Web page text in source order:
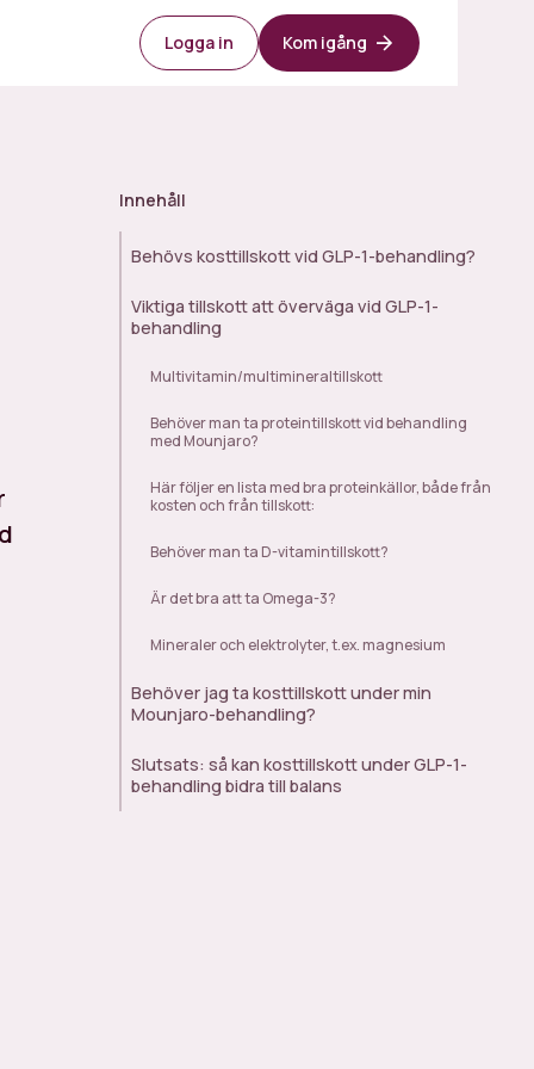
Logga in Kom igång
Innehåll
Behövs kosttillskott vid GLP-1-behandling?
Viktiga tillskott att överväga vid GLP-1-
behandling
Multivitamin/multimineraltillskott
Behöver man ta proteintillskott vid behandling
med Mounjaro?
Här följer en lista med bra proteinkällor, både från
kosten och från tillskott:
Behöver man ta D-vitamintillskott?
Är det bra att ta Omega-3?
Mineraler och elektrolyter, t.ex. magnesium
Behöver jag ta kosttillskott under min
Mounjaro-behandling?
Slutsats: så kan kosttillskott under GLP-1-
behandling bidra till balans